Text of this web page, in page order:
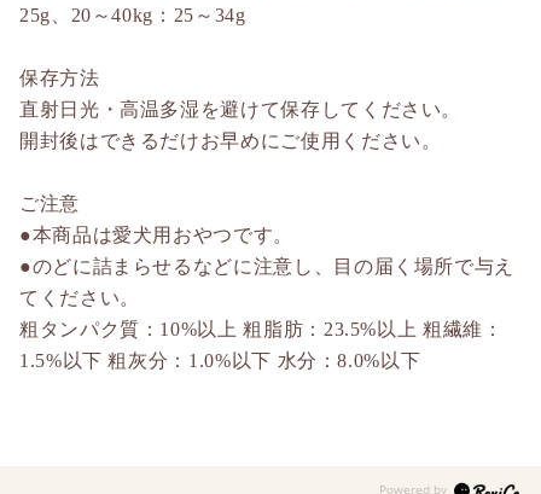
25g、20～40kg：25～34g
保存方法
直射日光・高温多湿を避けて保存してください。
開封後はできるだけお早めにご使用ください。
ご注意
●本商品は愛犬用おやつです。
●のどに詰まらせるなどに注意し、目の届く場所で与え
てください。
粗タンパク質：10%以上 粗脂肪：23.5%以上 粗繊維：
1.5%以下 粗灰分：1.0%以下 水分：8.0%以下